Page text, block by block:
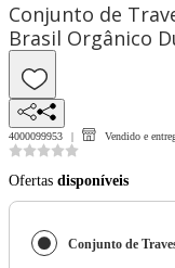
Conjunto de
Brasil Orgânico
4000099953 Vendido e
Ofertas disponíveis